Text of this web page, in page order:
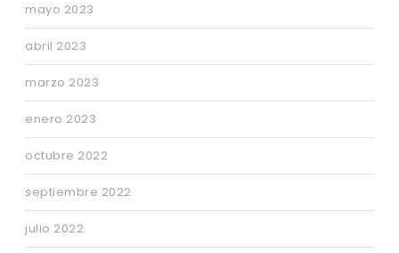
mayo 2023
abril 2023
marzo 2023
enero 2023
octubre 2022
septiembre 2022
julio 2022